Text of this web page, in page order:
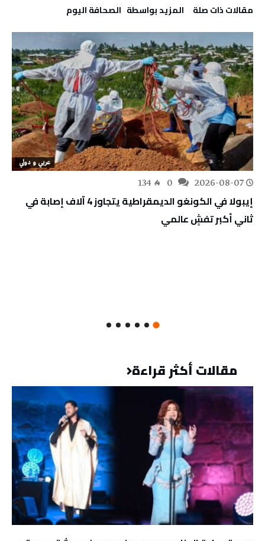
‫مقالات ذات صلة‬ ‫‫المزيد بواسطة‬ ‬ ‭ ‬الصحافة‭ ‬اليوم
عربي و دولي
2026-08-07
134
إيبولا في الكونغو الديمقراطية يتجاوز 4 آلاف إصابة في
ثاني أكبر تفشٍ عالمي
مقالات أكثر قراءة